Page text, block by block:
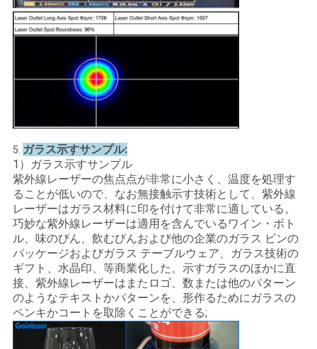
5. ガラス示すサンプル:
1）ガラス示すサンプル
紫外線レーザーの焦点点が非常に小さく、温度を処理す
ることが低いので、なお無接触示す技術として、紫外線
レーザーはガラス材料に印を付けて非常に適している。
巧妙な紫外線レーザーは適用を含んでいるワイン・ボト
ル、味のびん、飲むびんおよび他の企業のガラス ビンの
パッケージおよびガラス テーブルウェア、ガラス技術の
ギフト、水晶印、等商業化した。示すガラスのほかに直
接、紫外線レーザーはまたロゴ、数または他のパターン
のようなテキストかパターンを、形作るためにガラスの
ペンキかコートを取除くことができる;